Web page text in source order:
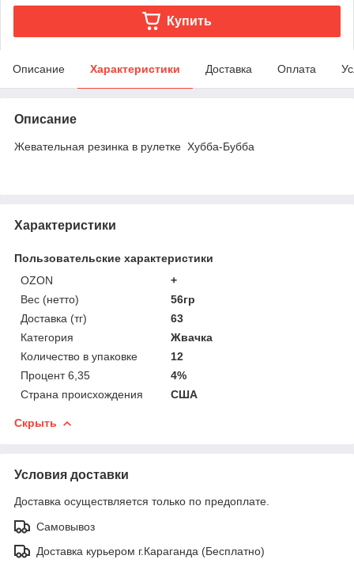
Купить
Описание Характеристики Доставка Оплата
Описание
Жевательная резинка в рулетке Хубба-Бубба
Характеристики
Пользовательские характеристики
OZON
+
Вес (нетто)
56гр
Доставка (тг)
63
Категория
Жвачка
Количество в упаковке
12
Процент 6,35
4%
Страна происхождения
США
Скрыть
Условия доставки
Доставка осуществляется только по предоплате.
Самовывоз
Доставка курьером г.Караганда (Бесплатно)